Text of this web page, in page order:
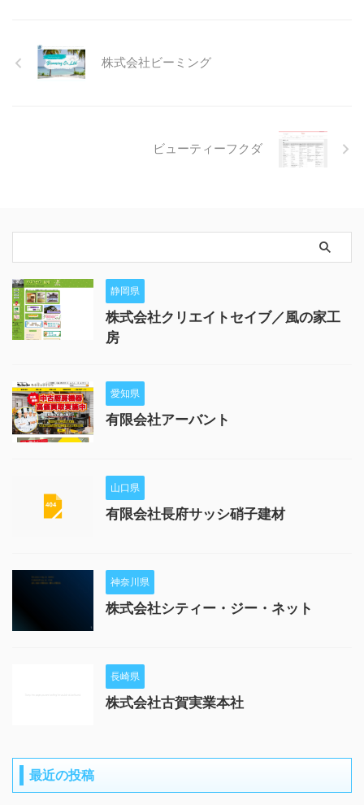
株式会社ビーミング
ビューティーフクダ
静岡県
株式会社クリエイトセイブ／風の家工
房
愛知県
有限会社アーバント
山口県
有限会社長府サッシ硝子建材
神奈川県
株式会社シティー・ジー・ネット
長崎県
株式会社古賀実業本社
最近の投稿